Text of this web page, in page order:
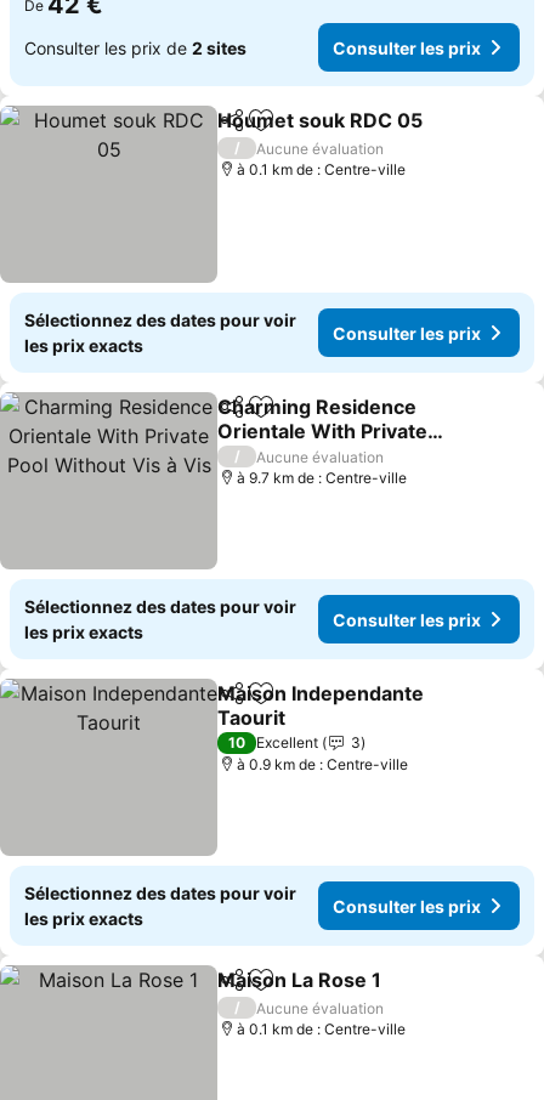
De
Consulter les prix de 2 sites Consulter les prix
PartagerAjouter à mes favoris
Houmet souk RDC 05
/
Aucune évaluation
à 0.1 km de : Centre-ville
Sélectionnez des dates pour voir
les prix exacts
Consulter les prix
PartagerAjouter à mes favoris
Charming Residence
Orientale With Private
Pool Without Vis à Vis
Consulter les prix
/
Aucune évaluation
à 9.7 km de : Centre-ville
Sélectionnez des dates pour voir
les prix exacts
Consulter les prix
PartagerAjouter à mes favoris
Maison Independante
Taourit
Consulter les prix
10 Excellent
3
à 0.9 km de : Centre-ville
Sélectionnez des dates pour voir
les prix exacts
Consulter les prix
PartagerAjouter à mes favoris
Maison La Rose 1
/
Aucune évaluation
à 0.1 km de : Centre-ville